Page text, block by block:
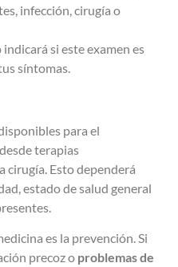
infección, cirugía o
indicará si este examen es
síntomas.
para el
, desde terapias
cirugía. Esto dependerá
estado de salud general
es la prevención. Si
precoz o problemas de